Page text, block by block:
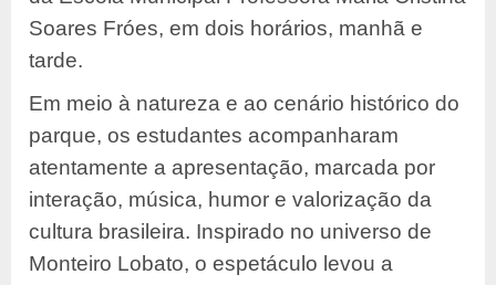
Soares Fróes, em dois horários, manhã e
tarde.
Em meio à natureza e ao cenário histórico do
parque, os estudantes acompanharam
atentamente a apresentação, marcada por
interação, música, humor e valorização da
cultura brasileira. Inspirado no universo de
Monteiro Lobato, o espetáculo levou a